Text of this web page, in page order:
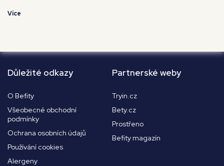
Více
Důležité odkazy
O Befity
Všeobecné obchodní
podmínky
Ochrana osobních údajů
Používání cookies
Alergeny
Partnerské weby
Tryin.cz
Bety.cz
Prostřeno
Befity magazín